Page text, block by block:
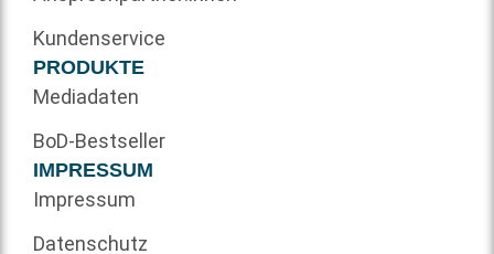
Kundenservice
PRODUKTE
Mediadaten
BoD-Bestseller
IMPRESSUM
Impressum
Datenschutz